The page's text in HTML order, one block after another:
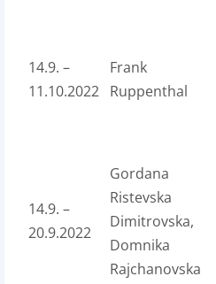
14.9. –
11.10.2022
Frank
Ruppenthal
14.9. –
20.9.2022
Gordana
Ristevska
Dimitrovska,
Domnika
Rajchanovska